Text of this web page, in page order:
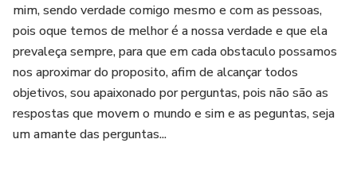
mim, sendo verdade comigo mesmo e com as pessoas,
pois oque temos de melhor é a nossa verdade e que ela
prevaleça sempre, para que em cada obstaculo possamos
nos aproximar do proposito, afim de alcançar todos
objetivos, sou apaixonado por perguntas, pois não são as
respostas que movem o mundo e sim e as peguntas, seja
um amante das perguntas...